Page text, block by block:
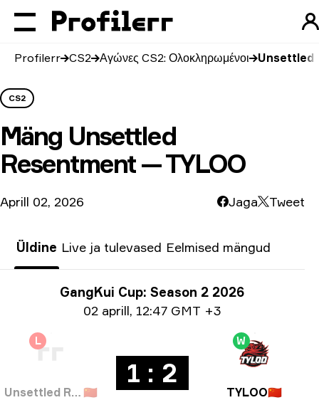
Profilerr CS2 Αγώνες CS2: Ολοκληρωμένοι Unsettled
CS2
Mäng Unsettled
Resentment — TYLOO
Aprill 02, 2026 Jaga Tweet
Üldine Live ja tulevased Eelmised mängud
Turniiri infoGangKui Cup: Season 2 2026
02 aprill, 12:47 GMT +3
L
Unsettled Resentment 🇨🇳
1 : 2
W
TYLOO🇨🇳